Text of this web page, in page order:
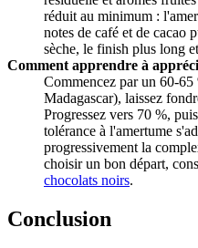
réduit au minimum :
notes de café et de cacao
sèche, le finish plus long
Comment apprendre à
Commencez par un 60-
Madagascar), laissez
Progressez vers 70 %,
tolérance à l'amertume
progressivement la
choisir un bon départ,
chocolats noirs.
Conclusion